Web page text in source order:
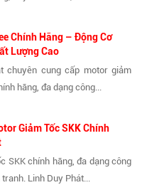
Chính Hãng – Động Cơ
Lượng Cao
chuyên cung cấp motor giảm
hãng, đa dạng công...
Giảm Tốc SKK Chính
SKK chính hãng, đa dạng công
Linh Duy Phát...